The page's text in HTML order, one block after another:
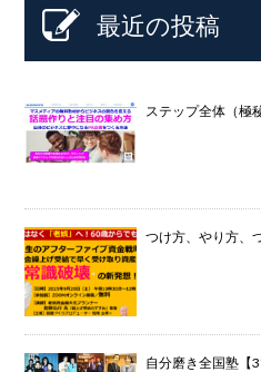
最近の投稿
ステップ全体（極
つけ方、やり方、
自分磨き全国塾【